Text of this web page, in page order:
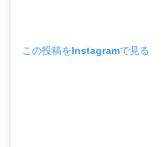
この投稿をInstagramで見る